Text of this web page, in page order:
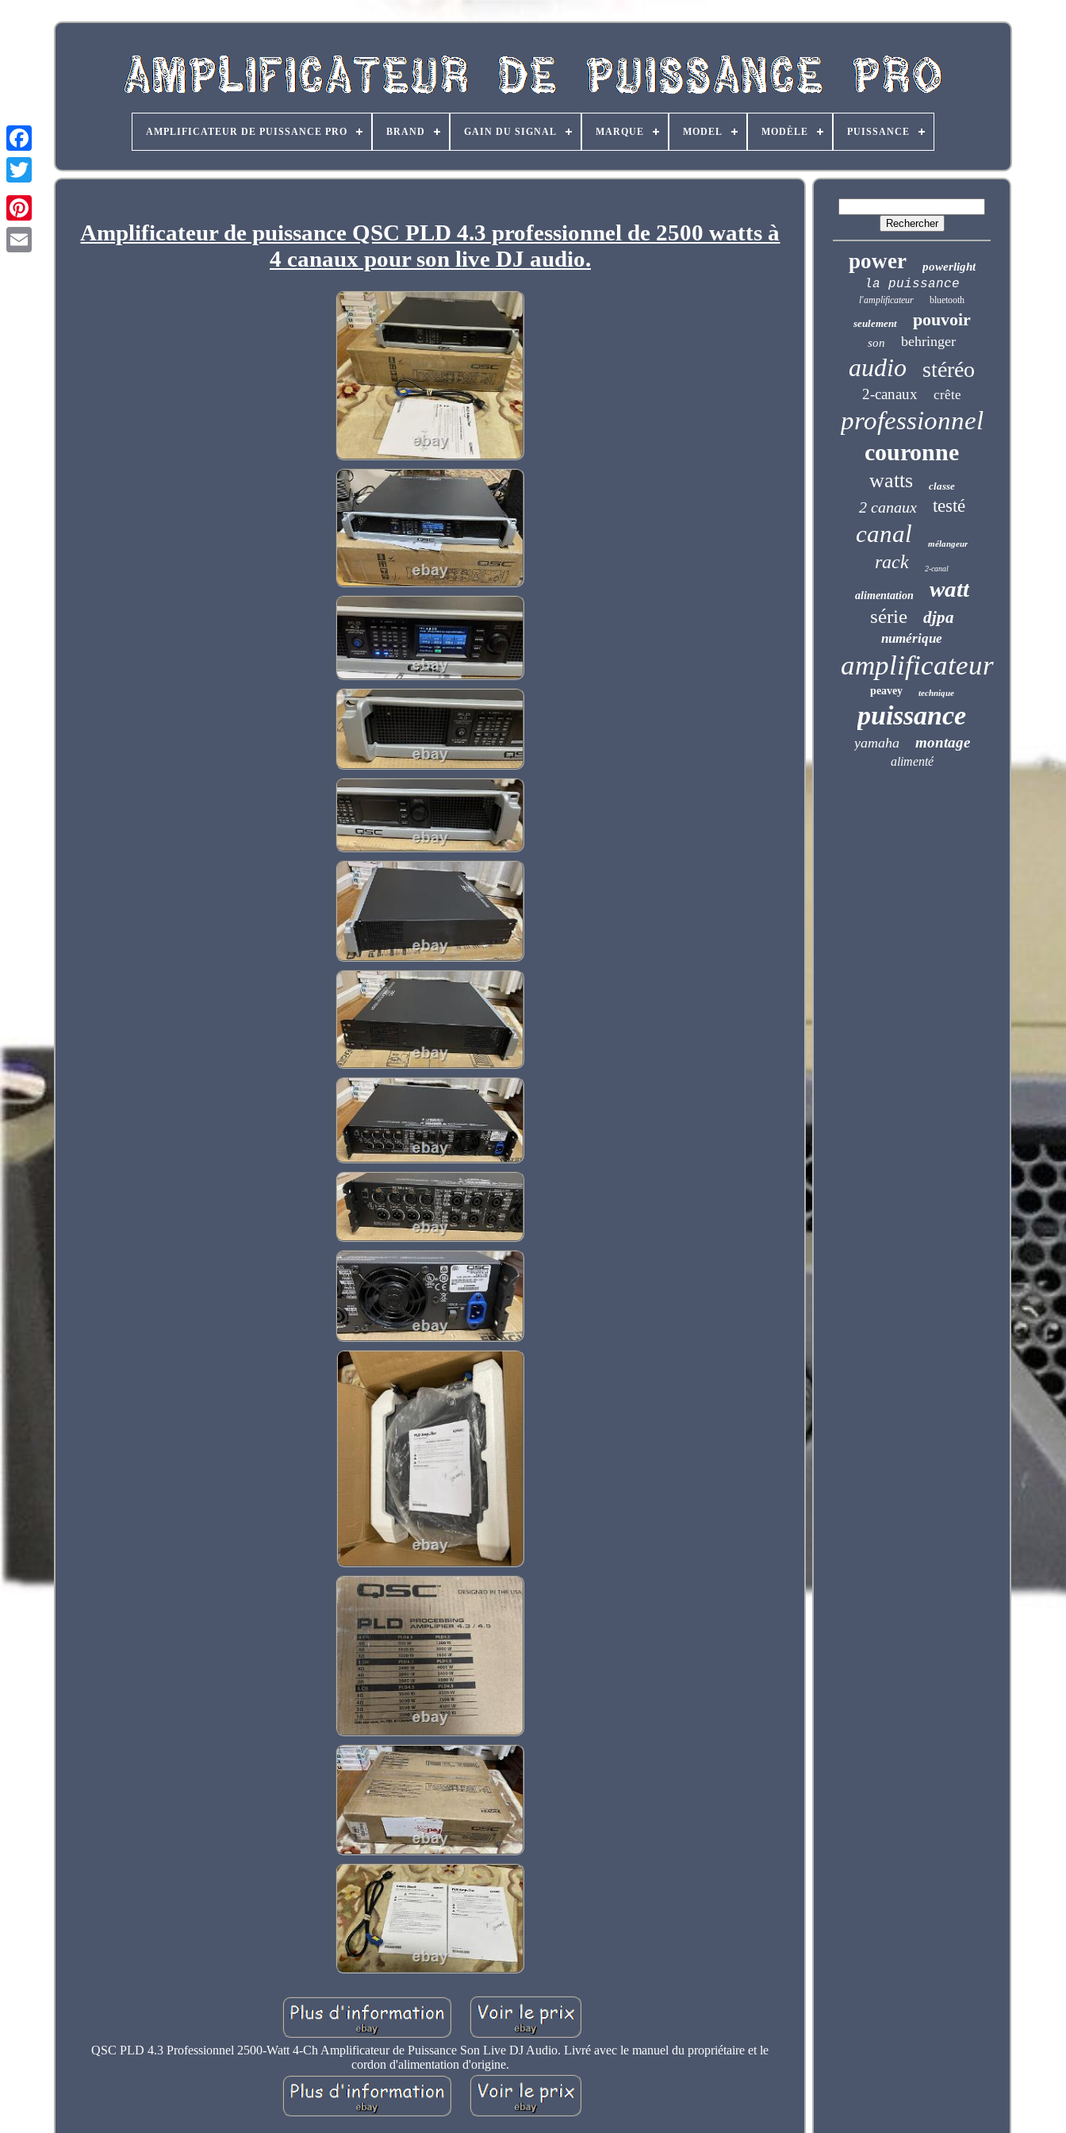
AMPLIFICATEUR DE PUISSANCE PRO BRAND GAIN DU SIGNAL MARQUE MODEL MODÈLE PUISSANCE
Amplificateur de puissance QSC PLD 4.3 professionnel de 2500 watts à
4 canaux pour son live DJ audio.
QSC PLD 4.3 Professionnel 2500-Watt 4-Ch Amplificateur de Puissance Son Live DJ Audio. Livré avec le manuel du propriétaire et le
cordon d'alimentation d'origine.
power powerlight
la puissance
l'amplificateur bluetooth
seulement pouvoir
son behringer
audio stéréo
2-canaux crête
professionnel
couronne
watts classe
2 canaux testé
canal mélangeur
rack 2-canal
alimentation watt
série djpa
numérique
amplificateur
peavey technique
puissance
yamaha montage
alimenté